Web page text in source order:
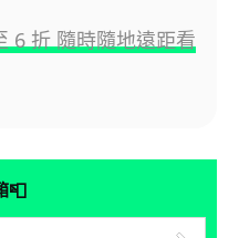
6 折 隨時隨地遠距看
📮